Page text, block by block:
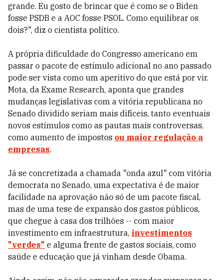
grande. Eu gosto de brincar que é como se o Biden
fosse PSDB e a AOC fosse PSOL. Como equilibrar os
dois?", diz o cientista político.
A própria dificuldade do Congresso americano em
passar o pacote de estímulo adicional no ano passado
pode ser vista como um aperitivo do que está por vir.
Mota, da Exame Research, aponta que grandes
mudanças legislativas com a vitória republicana no
Senado dividido seriam mais difíceis, tanto eventuais
novos estímulos como as pautas mais controversas,
como aumento de impostos ou maior regulação a
empresas.
Já se concretizada a chamada "onda azul" com vitória
democrata no Senado, uma expectativa é de maior
facilidade na aprovação não só de um pacote fiscal,
mas de uma tese de expansão dos gastos públicos,
que chegue à casa dos trilhões -- com maior
investimento em infraestrutura, investimentos
"verdes" e alguma frente de gastos sociais, como
saúde e educação que já vinham desde Obama.